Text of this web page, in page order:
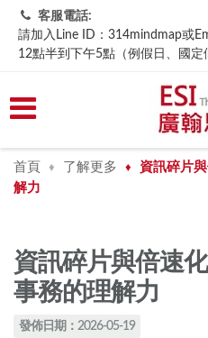
客服電話:
請加入Line ID：314mindmap或
12點半到下午5點（例假日、國定
首頁 ♦ 了解更多 ♦
資訊碎片
解力
資訊碎片與倍速
事務的理解力
發佈日期：2026-05-19